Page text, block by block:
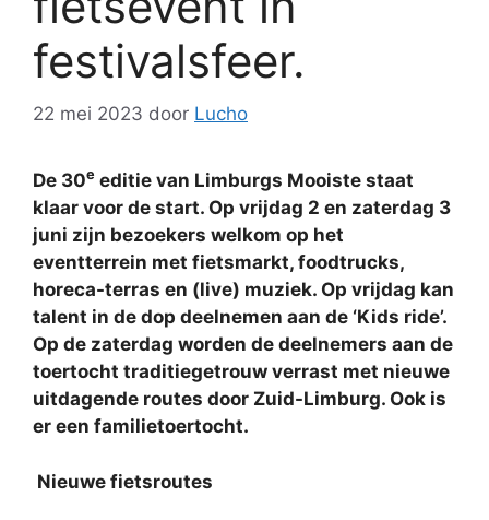
festivalsfeer.
22 mei 2023 door Lucho
De 30e editie van Limburgs Mooiste staat
klaar voor de start. Op vrijdag 2 en zaterdag 3
juni zijn bezoekers welkom op het
eventterrein met fietsmarkt, foodtrucks,
horeca-terras en (live) muziek. Op vrijdag kan
talent in de dop deelnemen aan de ‘Kids ride’.
Op de zaterdag worden de deelnemers aan de
toertocht traditiegetrouw verrast met nieuwe
uitdagende routes door Zuid-Limburg. Ook is
er een familietoertocht.
Nieuwe fietsroutes